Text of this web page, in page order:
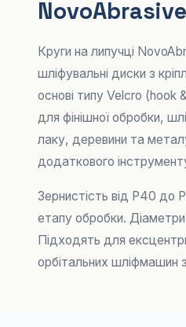
NovoAbrasive
Круги на липучці
шліфувальні диски з
основі типу Velcro (hook
для фінішної обробки,
лаку, деревини та
додаткового
Зернистість від P40 до
етапу обробки.
Підходять для
орбітальних шліфмашин